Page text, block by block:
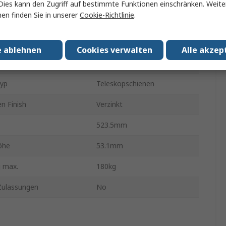
500mm
Stahl
DZ5321
Teleskopschienen
Finish Verzinkt
523.5mm
53.1mm
max. 180kg
No
kann den Zugriff auf bestimmte Funktionen einschränken.
finden Sie in unsererCookie-Richtlinie.
Alle
Cookies verwalten
ablehnen